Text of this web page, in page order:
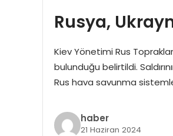
Rusya,
Kiev Yönetimi Rus
bulunduğu belirtildi.
Rus hava savunma
haber
21 Haziran 2024